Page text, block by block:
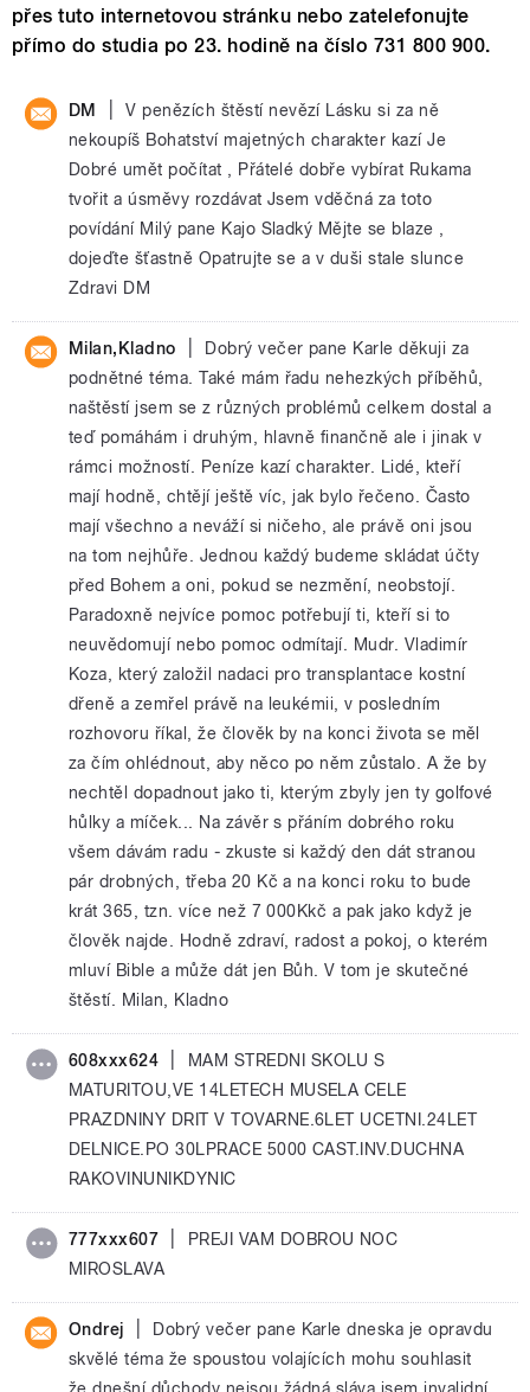
přes tuto internetovou stránku nebo zatelefonujte
přímo do studia po 23. hodině na číslo 731 800 900.
DM
V penězích štěstí nevězí Lásku si za ně
nekoupíš Bohatství majetných charakter kazí Je
Dobré umět počítat , Přátelé dobře vybírat Rukama
tvořit a úsměvy rozdávat Jsem vděčná za toto
povídání Milý pane Kajo Sladký Mějte se blaze ,
dojeďte šťastně Opatrujte se a v duši stale slunce
Zdravi DM
Milan,Kladno
Dobrý večer pane Karle děkuji za
podnětné téma. Také mám řadu nehezkých příběhů,
naštěstí jsem se z různých problémů celkem dostal a
teď pomáhám i druhým, hlavně finančně ale i jinak v
rámci možností. Peníze kazí charakter. Lidé, kteří
mají hodně, chtějí ještě víc, jak bylo řečeno. Často
mají všechno a neváží si ničeho, ale právě oni jsou
na tom nejhůře. Jednou každý budeme skládat účty
před Bohem a oni, pokud se nezmění, neobstojí.
Paradoxně nejvíce pomoc potřebují ti, kteří si to
neuvědomují nebo pomoc odmítají. Mudr. Vladimír
Koza, který založil nadaci pro transplantace kostní
dřeně a zemřel právě na leukémii, v posledním
rozhovoru říkal, že člověk by na konci života se měl
za čím ohlédnout, aby něco po něm zůstalo. A že by
nechtěl dopadnout jako ti, kterým zbyly jen ty golfové
hůlky a míček... Na závěr s přáním dobrého roku
všem dávám radu - zkuste si každý den dát stranou
pár drobných, třeba 20 Kč a na konci roku to bude
krát 365, tzn. více než 7 000Kkč a pak jako když je
člověk najde. Hodně zdraví, radost a pokoj, o kterém
mluví Bible a může dát jen Bůh. V tom je skutečné
štěstí. Milan, Kladno
608xxx624
MAM STREDNI SKOLU S
MATURITOU,VE 14LETECH MUSELA CELE
PRAZDNINY DRIT V TOVARNE.6LET UCETNI.24LET
DELNICE.PO 30LPRACE 5000 CAST.INV.DUCHNA
RAKOVINUNIKDYNIC
777xxx607
PREJI VAM DOBROU NOC
MIROSLAVA
Ondrej
Dobrý večer pane Karle dneska je opravdu
skvělé téma že spoustou volajících mohu souhlasit
že dnešní důchody nejsou žádná sláva jsem invalidní